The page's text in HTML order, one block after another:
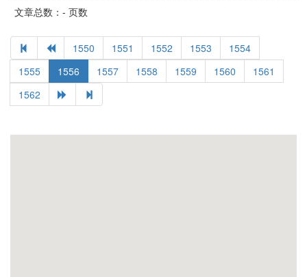
文章总数：- 页数
1550 1551 1552 1553
1554
1555
1556 1557 1558 1559 1560
1561
1562